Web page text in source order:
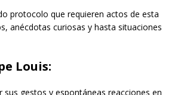
protocolo que requieren actos de esta
anécdotas curiosas y hasta situaciones
Louis:
gestos y espontáneas reacciones en